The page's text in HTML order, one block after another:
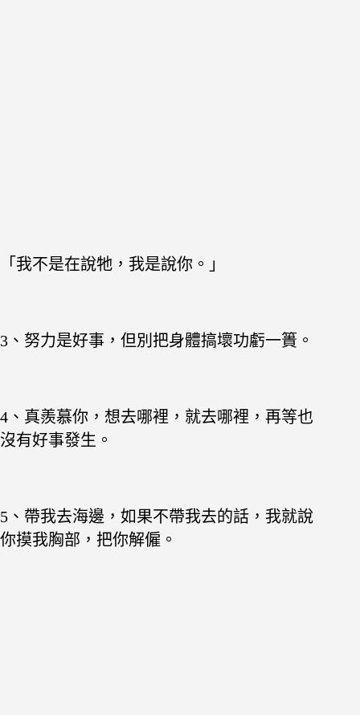
「我不是在說牠，我是說你。」
3、努力是好事，但別把身體搞壞功虧一簣。
4、真羨慕你，想去哪裡，就去哪裡，再等也
沒有好事發生。
5、帶我去海邊，如果不帶我去的話，我就說
你摸我胸部，把你解僱。